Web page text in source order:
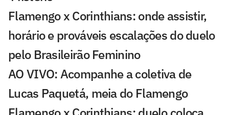
Flamengo x Corinthians: onde assistir,
horário e prováveis escalações do duelo
pelo Brasileirão Feminino
AO VIVO: Acompanhe a coletiva de
Lucas Paquetá, meia do Flamengo